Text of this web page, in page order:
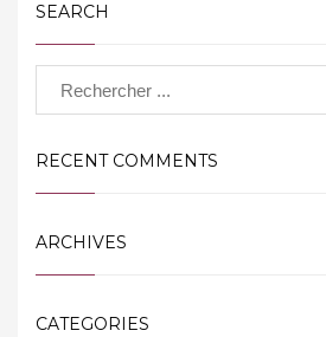
SEARCH
RECENT COMMENTS
ARCHIVES
CATEGORIES